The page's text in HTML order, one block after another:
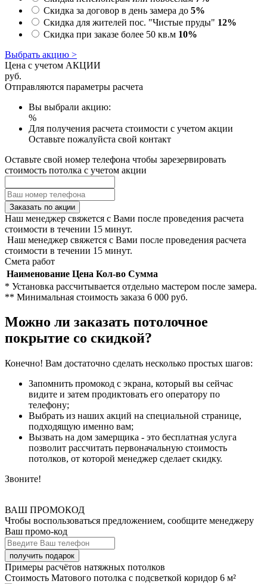
Скидка за договор в день замера до 5%
Скидка для жителей пос. "Чистые пруды" 12%
Скидка при заказе более 50 кв.м 10%
Выбрать акцию >
Цена с учетом АКЦИИ
руб.
Отправляются параметры расчета
Вы выбрали акцию:
%
Для получения расчета стоимости с учетом акции
Оставьте пожалуйста свой контакт
Оставьте свой номер телефона чтобы зарезервировать
стоимость потолка с учетом акции
Заказать по акции
Наш менеджер свяжется с Вами после проведения расчета
стоимости в течении 15 минут.
Наш менеджер свяжется с Вами после проведения расчета
стоимости в течении 15 минут.
Смета работ
Наименование Цена Кол-во Сумма
* Установка рассчитывается отдельно мастером после замера.
** Минимальная стоимость заказа 6 000 руб.
Можно ли заказать потолочное
покрытие со скидкой?
Конечно! Вам достаточно сделать несколько простых шагов:
Запомнить промокод с экрана, который вы сейчас
видите и затем продиктовать его оператору по
телефону;
Выбрать из наших акций на специальной странице,
подходящую именно вам;
Вызвать на дом замерщика - это бесплатная услуга
позволит рассчитать первоначальную стоимость
потолков, от которой менеджер сделает скидку.
Звоните!
ВАШ ПРОМОКОД
Чтобы воспользоваться предложением, сообщите менеджеру
Ваш промо-код
Примеры расчётов натяжных потолков
Стоимость Матового потолка с подсветкой коридор 6 м²